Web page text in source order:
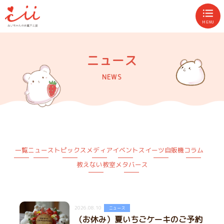
MENU
ニュース
NEWS
一覧ニュース トピックスメディアイベントスイーツ自販機コラム
教えない教室メタバース
2026.08.10 ニュース
（お休み）夏いちごケーキのご予約